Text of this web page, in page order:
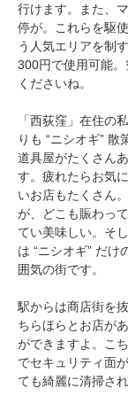
行けます。また、
停が。これらを駆
う人気エリアを制
300円で使用可能
くださいね。
「西荻窪」在住の
りも “ニシオギ”
道具屋がたくさん
す。疲れたらお気
いお店もたくさん
が、どこも賑わっ
てい美味しい。そ
は “ニシオギ” だ
囲気の街です。
駅からは商店街を
ちらほらとお店が
ができますよ。こ
でセキュリティ面
ても綺麗に清掃さ